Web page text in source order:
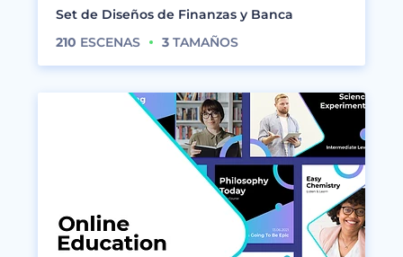
Set de Diseños de Finanzas y Banca
210 ESCENAS 3 TAMAÑOS